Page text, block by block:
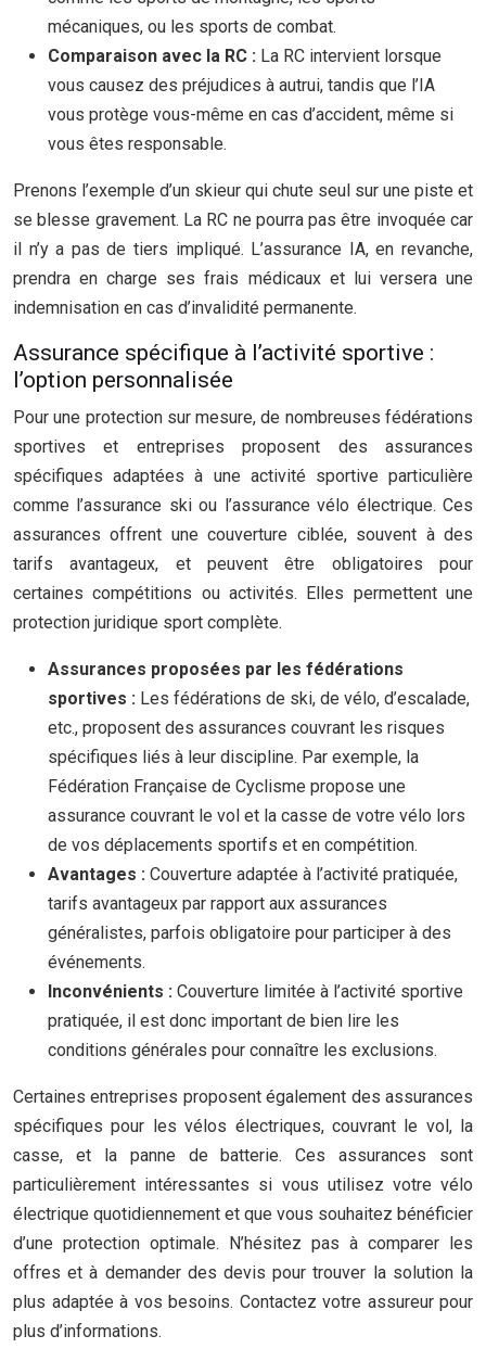
mécaniques, ou les sports de combat.
Comparaison avec la RC : La RC intervient lorsque
vous causez des préjudices à autrui, tandis que l’IA
vous protège vous-même en cas d’accident, même si
vous êtes responsable.
Prenons l’exemple d’un skieur qui chute seul sur une piste et
se blesse gravement. La RC ne pourra pas être invoquée car
il n’y a pas de tiers impliqué. L’assurance IA, en revanche,
prendra en charge ses frais médicaux et lui versera une
indemnisation en cas d’invalidité permanente.
Assurance spécifique à l’activité sportive :
l’option personnalisée
Pour une protection sur mesure, de nombreuses fédérations
sportives et entreprises proposent des assurances
spécifiques adaptées à une activité sportive particulière
comme l’assurance ski ou l’assurance vélo électrique. Ces
assurances offrent une couverture ciblée, souvent à des
tarifs avantageux, et peuvent être obligatoires pour
certaines compétitions ou activités. Elles permettent une
protection juridique sport complète.
Assurances proposées par les fédérations
sportives : Les fédérations de ski, de vélo, d’escalade,
etc., proposent des assurances couvrant les risques
spécifiques liés à leur discipline. Par exemple, la
Fédération Française de Cyclisme propose une
assurance couvrant le vol et la casse de votre vélo lors
de vos déplacements sportifs et en compétition.
Avantages : Couverture adaptée à l’activité pratiquée,
tarifs avantageux par rapport aux assurances
généralistes, parfois obligatoire pour participer à des
événements.
Inconvénients : Couverture limitée à l’activité sportive
pratiquée, il est donc important de bien lire les
conditions générales pour connaître les exclusions.
Certaines entreprises proposent également des assurances
spécifiques pour les vélos électriques, couvrant le vol, la
casse, et la panne de batterie. Ces assurances sont
particulièrement intéressantes si vous utilisez votre vélo
électrique quotidiennement et que vous souhaitez bénéficier
d’une protection optimale. N’hésitez pas à comparer les
offres et à demander des devis pour trouver la solution la
plus adaptée à vos besoins. Contactez votre assureur pour
plus d’informations.